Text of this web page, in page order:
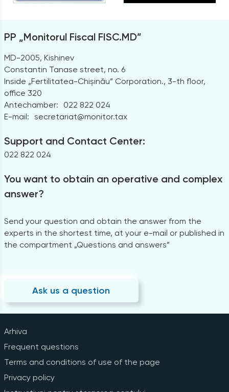
PP „Monitorul Fiscal FISC.MD”
MD-2005, Kishinev
Constantin Tanase street, no. 6
Inside „Fertilitatea-Chișinău” Corporation., 3-th floor,
office 320
Antechamber:
022 822 024
E-mail: secretariat@monitor.tax
Support and Contact Center:
022 822 024
You want to obtain an operative and complex
answer?
Send your question and obtain the answer from the
experts in the shortest time, at your e-mail or published in
the compartment „Questions and answers”
Ask us a question
Arhiva
Frequent questions
Terms and conditions of use of the page
Privacy policy